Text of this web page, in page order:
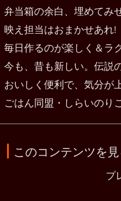
弁当箱の余白、埋めてみ
映え担当はおまかせあれ!
毎日作るのが楽しく＆
今も、昔も新しい。伝説
おいしく便利で、気分が
ごはん同盟・しらいのり
このコンテンツを
プ